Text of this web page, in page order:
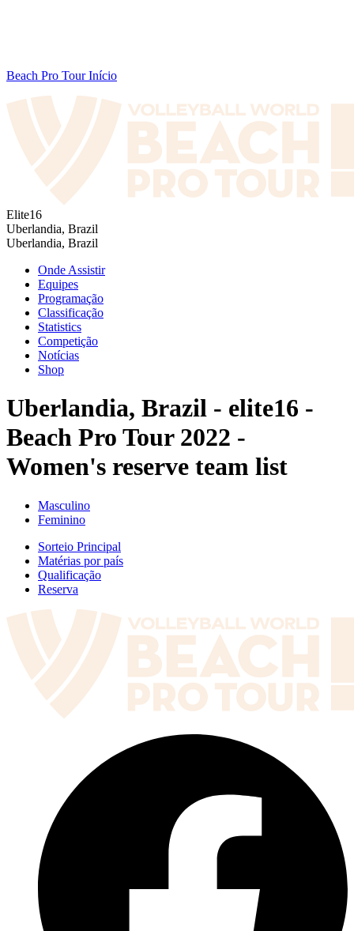
Beach Pro Tour Início
Elite16
Uberlandia, Brazil
Uberlandia, Brazil
Onde Assistir
Equipes
Programação
Classificação
Statistics
Competição
Notícias
Shop
Uberlandia, Brazil - elite16 -
Beach Pro Tour 2022 -
Women's reserve team list
Masculino
Feminino
Sorteio Principal
Matérias por país
Qualificação
Reserva